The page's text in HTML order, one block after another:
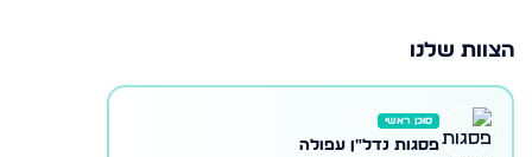
הצוות שלנו
סוכן ראשי
פסגות נדל"ן עפולה